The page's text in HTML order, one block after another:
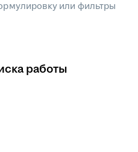
или фильтры
работы